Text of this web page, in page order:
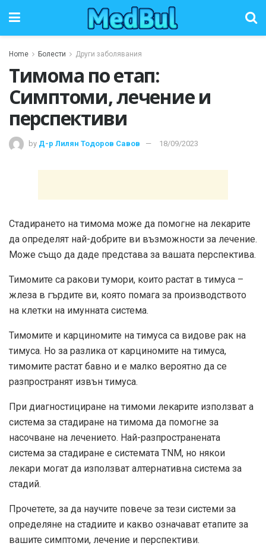
Home Болести Други заболявания
Тимома по етап:
Симптоми, лечение и
перспективи
by Д-р Лилян Тодоров Савов 18/09/2023
Стадирането на тимома може да помогне на лекарите
да определят най-добрите ви възможности за лечение.
Може също да даде представа за вашата перспектива.
Тимомите са ракови тумори, които растат в тимуса –
жлеза в гърдите ви, която помага за производството
на клетки на имунната система.
Тимомите и карциномите на тимуса са видове рак на
тимуса. Но за разлика от карциномите на тимуса,
тимомите растат бавно и е малко вероятно да се
разпространят извън тимуса.
При диагностициране на тимоми лекарите използват a
система за стадиране на тимома да помогне за
насочване на лечението. Най-разпространената
система за стадиране е системата TNM, но някои
лекари могат да използват алтернативна система за
стадий.
Прочетете, за да научите повече за тези системи за
определяне на стадиите и какво означават етапите за
вашите симптоми, лечение и перспективи.